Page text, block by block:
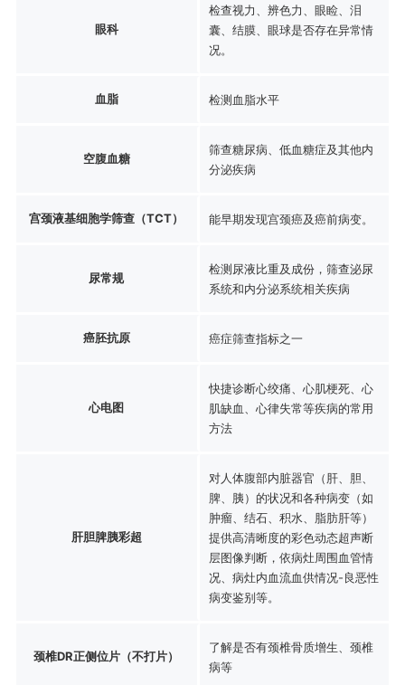
眼科
检查视力、辨色力、眼睑、泪
囊、结膜、眼球是否存在异常情
况。
血脂 检测血脂水平
空腹血糖
筛查糖尿病、低血糖症及其他内
分泌疾病
宫颈液基细胞学筛查（TCT） 能早期发现宫颈癌及癌前病变。
尿常规
检测尿液比重及成份，筛查泌尿
系统和内分泌系统相关疾病
癌胚抗原 癌症筛查指标之一
心电图
快捷诊断心绞痛、心肌梗死、心
肌缺血、心律失常等疾病的常用
方法
肝胆脾胰彩超
对人体腹部内脏器官（肝、胆、
脾、胰）的状况和各种病变（如
肿瘤、结石、积水、脂肪肝等）
提供高清晰度的彩色动态超声断
层图像判断，依病灶周围血管情
况、病灶内血流血供情况-良恶性
病变鉴别等。
颈椎DR正侧位片（不打片）
了解是否有颈椎骨质增生、颈椎
病等